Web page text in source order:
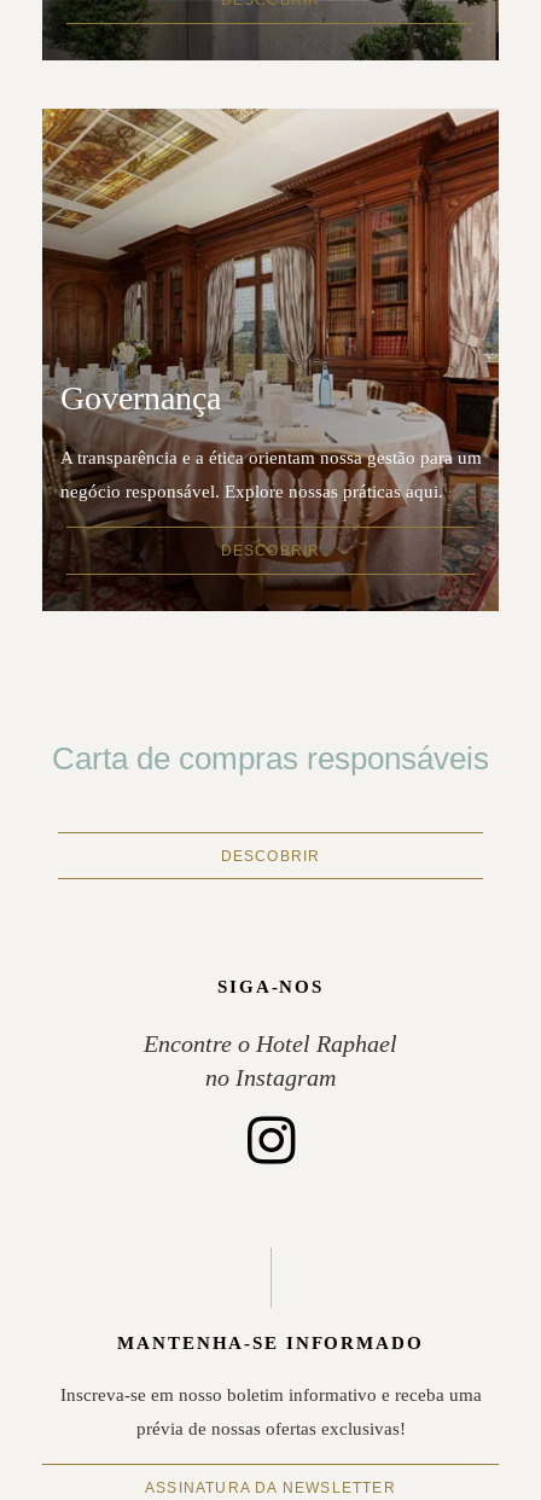
Governança
A transparência e a ética orientam nossa gestão para um
negócio responsável. Explore nossas práticas aqui.
DESCOBRIR
Carta de compras responsáveis
DESCOBRIR
SIGA-NOS
Encontre o Hotel Raphael
no Instagram
MANTENHA-SE INFORMADO
Inscreva-se em nosso boletim informativo e receba uma
prévia de nossas ofertas exclusivas!
ASSINATURA DA NEWSLETTER